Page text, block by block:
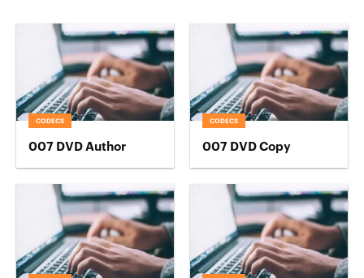
CODECS
007 DVD Author
CODECS
007 DVD Copy